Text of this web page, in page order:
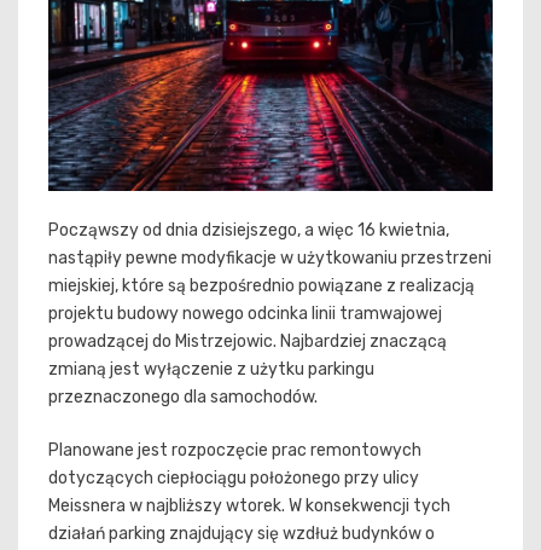
Począwszy od dnia dzisiejszego, a więc 16 kwietnia,
nastąpiły pewne modyfikacje w użytkowaniu przestrzeni
miejskiej, które są bezpośrednio powiązane z realizacją
projektu budowy nowego odcinka linii tramwajowej
prowadzącej do Mistrzejowic. Najbardziej znaczącą
zmianą jest wyłączenie z użytku parkingu
przeznaczonego dla samochodów.
Planowane jest rozpoczęcie prac remontowych
dotyczących ciepłociągu położonego przy ulicy
Meissnera w najbliższy wtorek. W konsekwencji tych
działań parking znajdujący się wzdłuż budynków o